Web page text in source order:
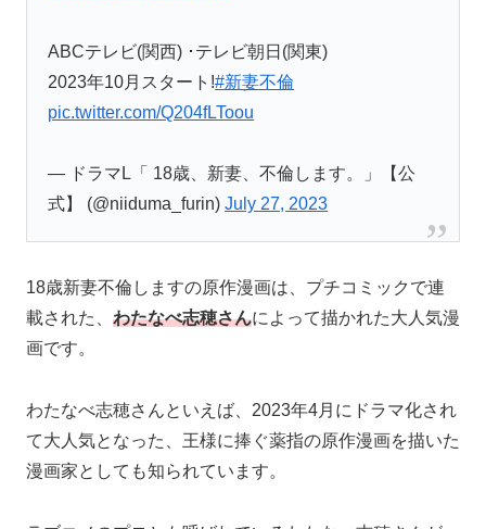
ABCテレビ(関西) ･テレビ朝日(関東)
2023年10月スタート!#新妻不倫
pic.twitter.com/Q204fLToou
— ドラマL「 18歳、新妻、不倫します。」【公
式】 (@niiduma_furin)July 27, 2023
18歳新妻不倫しますの原作漫画は、プチコミックで連
載された、 わたなべ志穂さんによって描かれた大人気漫
画です。
わたなべ志穂さんといえば、2023年4月にドラマ化され
て大人気となった、王様に捧ぐ薬指の原作漫画を描いた
漫画家としても知られています。